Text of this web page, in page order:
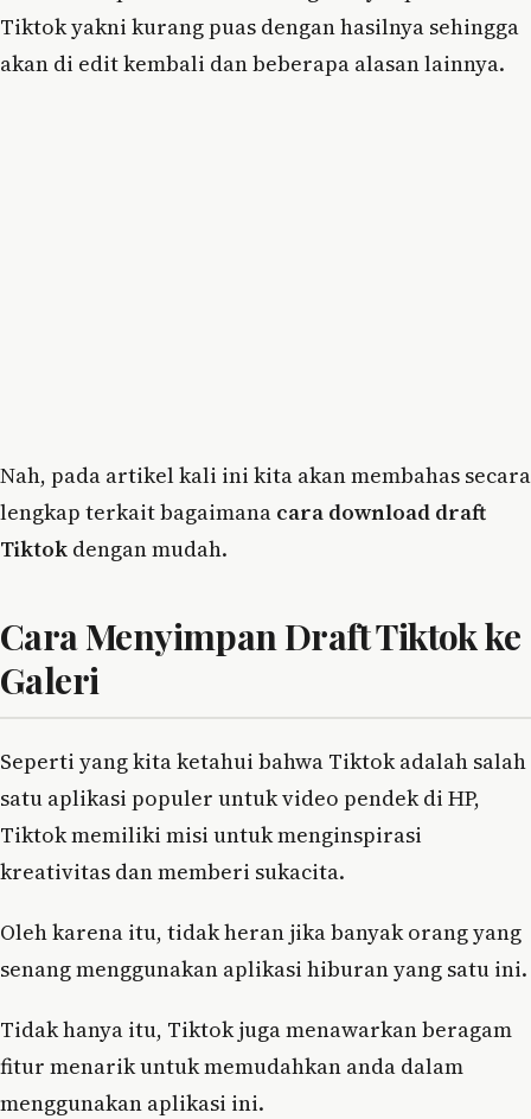
Tiktok yakni kurang puas dengan hasilnya sehingga
akan di edit kembali dan beberapa alasan lainnya.
Nah, pada artikel kali ini kita akan membahas secara
lengkap terkait bagaimana cara download draft
Tiktok dengan mudah.
Cara Menyimpan Draft Tiktok ke
Galeri
Seperti yang kita ketahui bahwa Tiktok adalah salah
satu aplikasi populer untuk video pendek di HP,
Tiktok memiliki misi untuk menginspirasi
kreativitas dan memberi sukacita.
Oleh karena itu, tidak heran jika banyak orang yang
senang menggunakan aplikasi hiburan yang satu ini.
Tidak hanya itu, Tiktok juga menawarkan beragam
fitur menarik untuk memudahkan anda dalam
menggunakan aplikasi ini.